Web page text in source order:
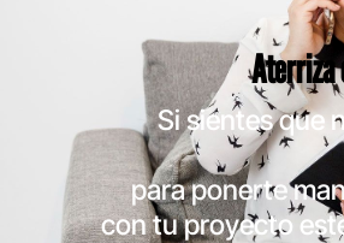
Aterriza
Si sientes que
para ponerte
con tu proyecto